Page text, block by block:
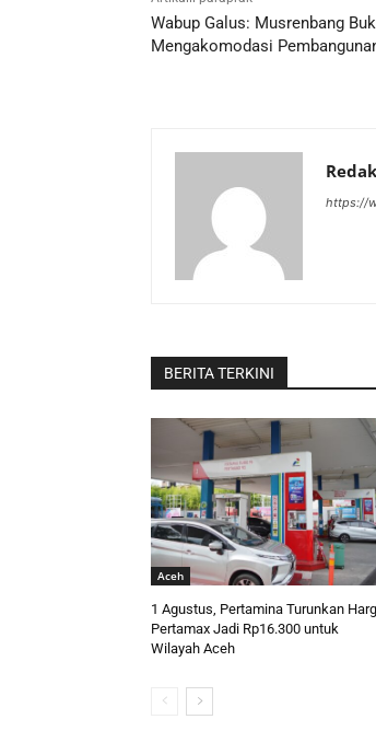
Wabup Galus: Musrenbang
Mengakomodasi
https://
BERITA TERKINI
Aceh
1 Agustus, Pertamina Turunkan
Pertamax Jadi Rp16.300 untuk
Wilayah Aceh